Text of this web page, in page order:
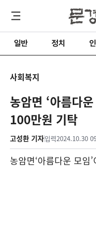
일반 정치
사회복지
농암면 ‘아름다
100만원 기탁
고성환 기자입력2024.10.30
농암면‘아름다운 모임’